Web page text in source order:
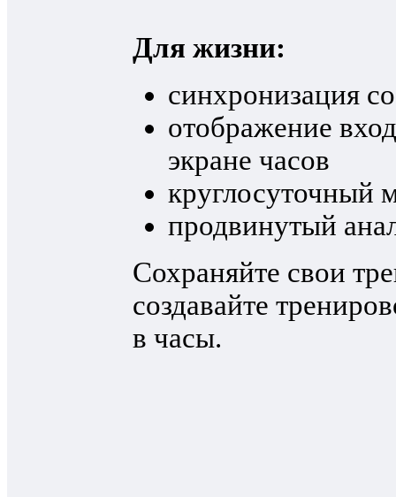
Для жизни:
синхронизация
отображение
экране часов
круглосуточный
продвинутый
Сохраняйте свои
создавайте
в часы.